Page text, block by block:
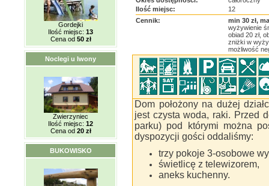
Gordejki
Ilość miejsc: 13
Cena od 50 zł
Noclegi u Iwony
Zwierzyniec
Ilość miejsc: 12
Cena od 20 zł
BUKOWISKO
Ilość miejsc:
12
Cennik:
min 30 zł,
wyżywienie
obiad 20 zł,
zniżki w
możliwość
Dom położony na dużej
jest czysta woda, raki. Przed
parku) pod którymi można
dyspozycji gości oddaliśmy:
trzy pokoje 3-osobowe
świetlicę z telewizorem,
aneks kuchenny.